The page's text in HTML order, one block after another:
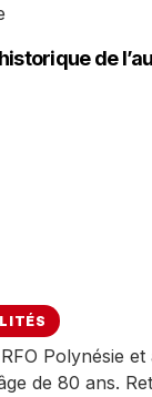
de
Polynésie
de 80 ans.